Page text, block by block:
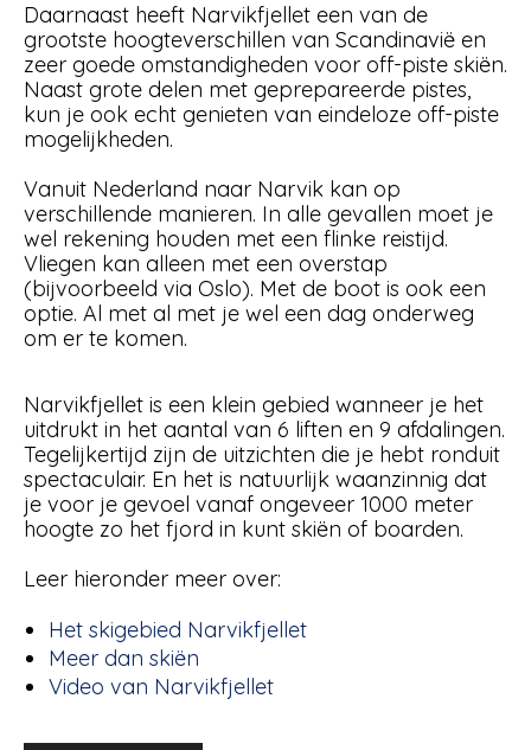
Daarnaast heeft Narvikfjellet een van de
grootste hoogteverschillen van Scandinavië en
zeer goede omstandigheden voor off-piste skiën.
Naast grote delen met geprepareerde pistes,
kun je ook echt genieten van eindeloze off-piste
mogelijkheden.
Vanuit Nederland naar Narvik kan op
verschillende manieren. In alle gevallen moet je
wel rekening houden met een flinke reistijd.
Vliegen kan alleen met een overstap
(bijvoorbeeld via Oslo). Met de boot is ook een
optie. Al met al met je wel een dag onderweg
om er te komen.
Narvikfjellet is een klein gebied wanneer je het
uitdrukt in het aantal van 6 liften en 9 afdalingen.
Tegelijkertijd zijn de uitzichten die je hebt ronduit
spectaculair. En het is natuurlijk waanzinnig dat
je voor je gevoel vanaf ongeveer 1000 meter
hoogte zo het fjord in kunt skiën of boarden.
Leer hieronder meer over:
Het skigebied Narvikfjellet
Meer dan skiën
Video van Narvikfjellet